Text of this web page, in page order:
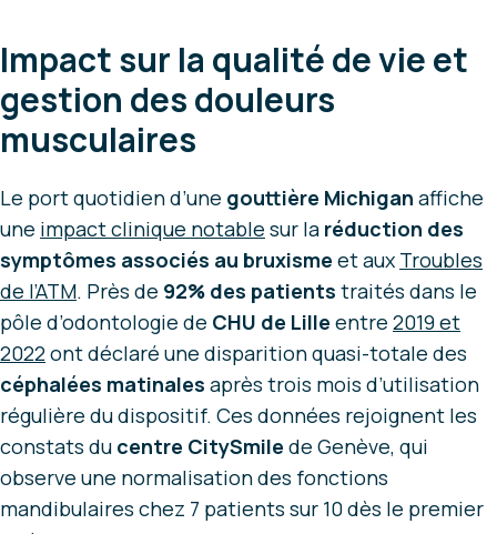
Impact sur la qualité de vie et
gestion des douleurs
musculaires
Le port quotidien d’une gouttière Michigan affiche
une impact clinique notable sur la réduction des
symptômes associés au bruxisme et aux Troubles
de l’ATM. Près de 92% des patients traités dans le
pôle d’odontologie de CHU de Lille entre 2019 et
2022ont déclaré une disparition quasi-totale des
céphalées matinales après trois mois d’utilisation
régulière du dispositif. Ces données rejoignent les
constats du centre CitySmile de Genève, qui
observe une normalisation des fonctions
mandibulaires chez 7 patients sur 10 dès le premier